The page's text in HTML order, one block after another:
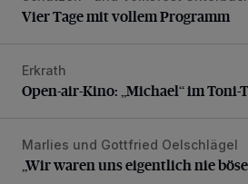
Vier Tage mit vollem Programm
Open-air-Kino: „Michael“ im
Erkrath
Open-air-Kino: „Michael“ im Toni-
„Wir waren uns eigentlich nie böse“
Marlies und Gottfried Oelschlägel
„Wir waren uns eigentlich nie